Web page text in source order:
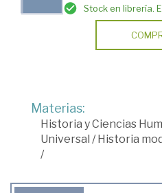
Stock en librería.
Materias:
Historia y Ciencias
Universal /Historia
/